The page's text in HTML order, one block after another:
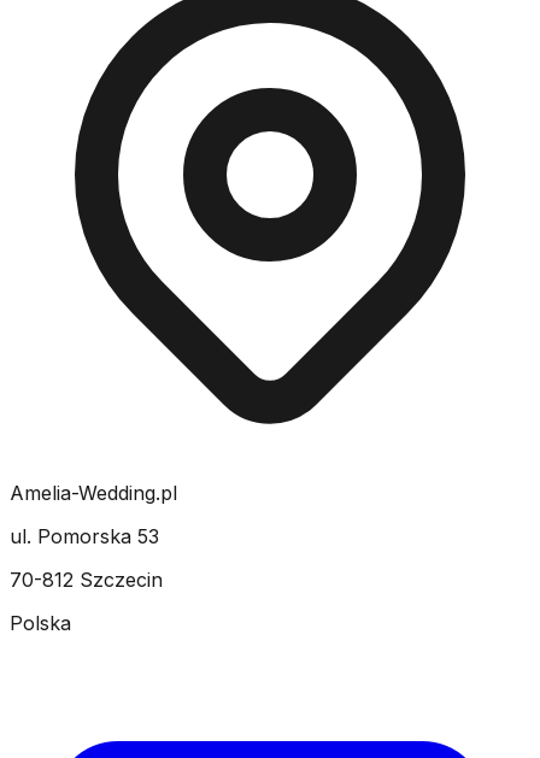
Amelia-Wedding.pl
ul. Pomorska 53
70-812 Szczecin
Polska